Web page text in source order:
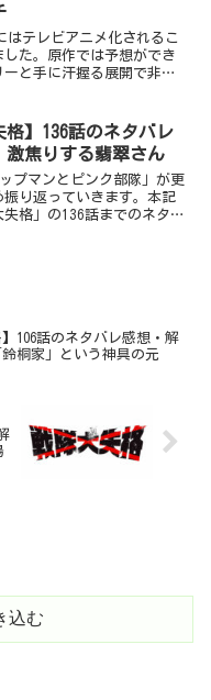
はテレビアニメ化されるこ
した。原作では予想ができ
ーと手に汗握る展開で非常
なポイントに絞って解説し
べ...
格】136話のネタバレ
激焦りする翡翠さん
プマンとピンク部隊」が更
振り返っていきます。本記
失格」の136話までのネタバ
】106話のネタバレ感想・解
桐家」という神具の元
込む